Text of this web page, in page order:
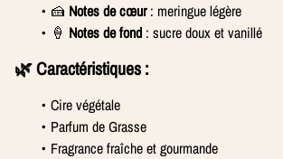
🍰 Notes de cœur: meringue légère
🍦 Notes de fond : sucre doux et vanillé
🌿 Caractéristiques :
Cire végétale
Parfum de Grasse
Fragrance fraîche et gourmande